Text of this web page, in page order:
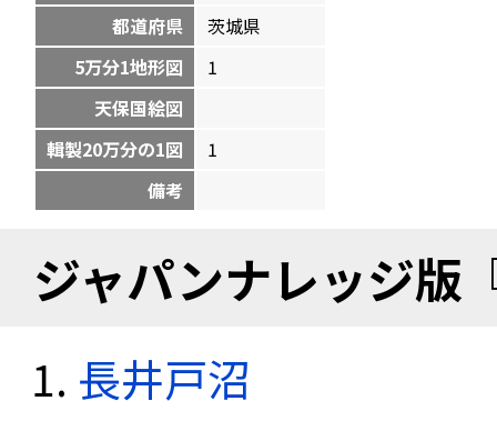
都道府県
茨城県
5万分1地形図
1
天保国絵図
輯製20万分の1図
1
備考
ジャパンナレッジ版
長井戸沼